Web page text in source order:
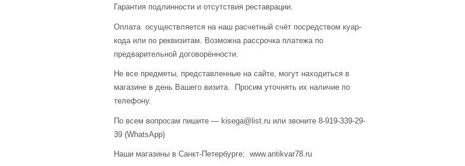
Гарантия подлинности и отсутствия реставрации.
Оплата осуществляется на наш расчетный счёт посредством куар-
кода или по реквизитам. Возможна рассрочка платежа по
предварительной договорённости.
Не все предметы, представленные на сайте, могут находиться в
магазине в день Вашего визита. Просим уточнять их наличие по
телефону.
По всем вопросам пишите — kisega@list.ru или звоните 8-919-339-29-
39 (WhatsApp)
Наши магазины в Санкт-Петербурге: www.antikvar78.ru